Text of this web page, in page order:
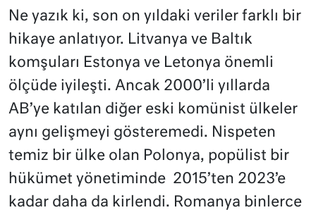
Ne yazık ki, son on yıldaki veriler farklı bir
hikaye anlatıyor. Litvanya ve Baltık
komşuları Estonya ve Letonya önemli
ölçüde iyileşti. Ancak 2000’li yıllarda
AB’ye katılan diğer eski komünist ülkeler
aynı gelişmeyi gösteremedi. Nispeten
temiz bir ülke olan Polonya, popülist bir
hükümet yönetiminde 2015’ten 2023’e
kadar daha da kirlendi. Romanya binlerce